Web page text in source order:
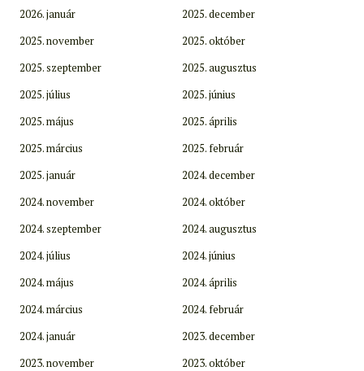
2026. január
2025. december
2025. november
2025. október
2025. szeptember
2025. augusztus
2025. július
2025. június
2025. május
2025. április
2025. március
2025. február
2025. január
2024. december
2024. november
2024. október
2024. szeptember
2024. augusztus
2024. július
2024. június
2024. május
2024. április
2024. március
2024. február
2024. január
2023. december
2023. november
2023. október